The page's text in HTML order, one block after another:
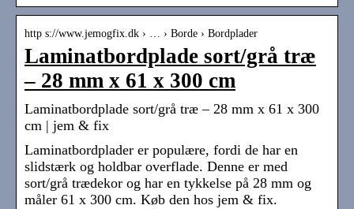
http s://www.jemogfix.dk › … › Borde › Bordplader
Laminatbordplade sort/grå træ
– 28 mm x 61 x 300 cm
Laminatbordplade sort/grå træ – 28 mm x 61 x 300
cm | jem & fix
Laminatbordplader er populære, fordi de har en
slidstærk og holdbar overflade. Denne er med
sort/grå trædekor og har en tykkelse på 28 mm og
måler 61 x 300 cm. Køb den hos jem & fix.